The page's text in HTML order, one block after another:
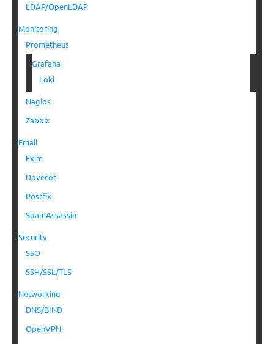
LDAP/OpenLDAP
Monitoring
Prometheus
Grafana
Loki
Nagios
Zabbix
Email
Exim
Dovecot
Postfix
SpamAssassin
Security
SSO
SSH/SSL/TLS
Networking
DNS/BIND
OpenVPN